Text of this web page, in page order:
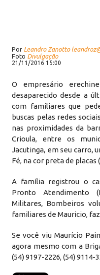
Por Leandro Zanotto
Foto Divulgação
21/11/2016 15:00
O empresário
desaparecido desde a
com familiares que
buscas pelas redes
nas proximidades da
Crioula, entre os
Jacutinga, em seu carro,
Fé, na cor preta de placas
A família registrou o
Pronto Atendimento
Militares, Bombeiros
familiares de Mauricio,
Se você viu Maurício
agora mesmo com a
(54) 9197-2226, (54) 9114-